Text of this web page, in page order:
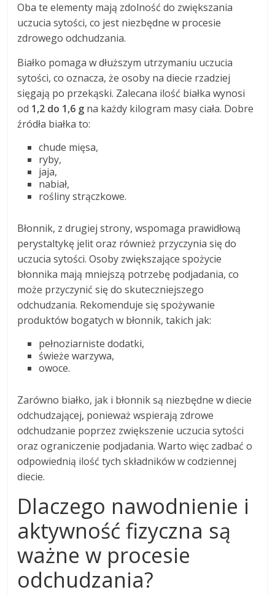
Oba te elementy mają zdolność do zwiększania
uczucia sytości, co jest niezbędne w procesie
zdrowego odchudzania.
Białko pomaga w dłuższym utrzymaniu uczucia
sytości, co oznacza, że osoby na diecie rzadziej
sięgają po przekąski. Zalecana ilość białka wynosi
od 1,2 do 1,6 g na każdy kilogram masy ciała. Dobre
źródła białka to:
chude mięsa,
ryby,
jaja,
nabiał,
rośliny strączkowe.
Błonnik, z drugiej strony, wspomaga prawidłową
perystaltykę jelit oraz również przyczynia się do
uczucia sytości. Osoby zwiększające spożycie
błonnika mają mniejszą potrzebę podjadania, co
może przyczynić się do skuteczniejszego
odchudzania. Rekomenduje się spożywanie
produktów bogatych w błonnik, takich jak:
pełnoziarniste dodatki,
świeże warzywa,
owoce.
Zarówno białko, jak i błonnik są niezbędne w diecie
odchudzającej, ponieważ wspierają zdrowe
odchudzanie poprzez zwiększenie uczucia sytości
oraz ograniczenie podjadania. Warto więc zadbać o
odpowiednią ilość tych składników w codziennej
diecie.
Dlaczego nawodnienie i
aktywność fizyczna są
ważne w procesie
odchudzania?